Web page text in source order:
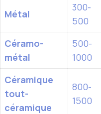
Métal
300-
500
Céramo-
métal
500-
1000
Céramique
tout-
céramique
800-
1500